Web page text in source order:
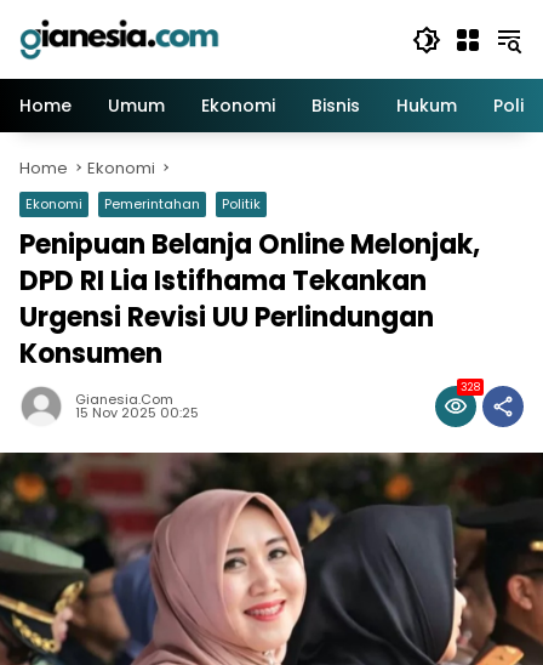
content
Home
Umum Ekonomi Bisnis Hukum Politik
Home Ekonomi
Ekonomi Pemerintahan Politik
Penipuan Belanja Online Melonjak,
DPD RI Lia Istifhama Tekankan
Urgensi Revisi UU Perlindungan
Konsumen
Gianesia.com
15 Nov 2025 00:25
328